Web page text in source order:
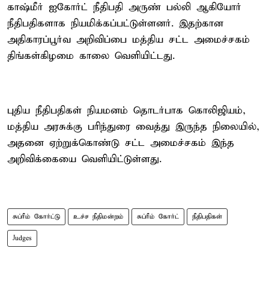
காஷ்மீர் ஐகோர்ட் நீதிபதி அருண் பல்லி ஆகியோர்
நீதிபதிகளாக நியமிக்கப்பட்டுள்ளனர். இதற்கான
அதிகாரப்பூர்வ அறிவிப்பை மத்திய சட்ட அமைச்சகம்
திங்கள்கிழமை காலை வெளியிட்டது.
புதிய நீதிபதிகள் நியமனம் தொடர்பாக கொலிஜியம்,
மத்திய அரசுக்கு பரிந்துரை வைத்து இருந்த நிலையில்,
அதனை ஏற்றுக்கொண்டு சட்ட அமைச்சகம் இந்த
அறிவிக்கையை வெளியிட்டுள்ளது.
சுப்ரீம் கோர்ட்டு உச்ச நீதிமன்றம் சுப்ரீம் கோர்ட் நீதிபதிகள்
Judges